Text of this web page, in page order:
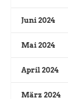
Juni 2024
Mai 2024
April 2024
März 2024